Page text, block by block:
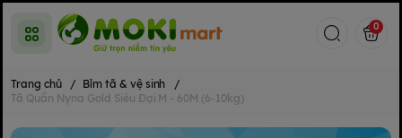
0
Trang chủ / Bỉm tã & vệ sinh
/
Tã Quần Nyna Gold Siêu Đại M - 60M (6-10kg)